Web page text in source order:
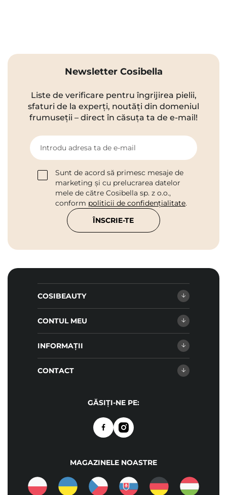
Newsletter Cosibella
Liste de verificare pentru îngrijirea pielii,
sfaturi de la experți, noutăți din domeniul
frumuseții – direct în căsuța ta de e-mail!
Introdu adresa ta de e-mail
Sunt de acord să primesc mesaje de
marketing și cu prelucrarea datelor
mele de către Cosibella sp. z o.o.,
conform politicii de confidențialitate.
ÎNSCRIE-TE
COSIBEAUTY
CONTUL MEU
INFORMAȚII
CONTACT
GĂSIȚI-NE PE:
MAGAZINELE NOASTRE